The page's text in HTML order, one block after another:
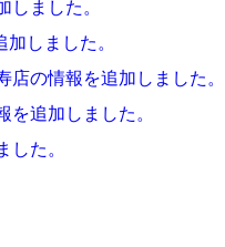
しました。
しました。
店の情報を追加しました。
を追加しました。
した。